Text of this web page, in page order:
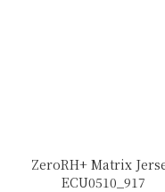
ZeroRH+ Matrix
ECU0510_917